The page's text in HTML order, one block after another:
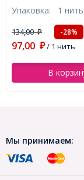
около 190шт/
(УТ0002835)
Упаковка: 1 нить
134,00₽ -28%
97,00 ₽/ 1 нить
В
Мы принимаем: